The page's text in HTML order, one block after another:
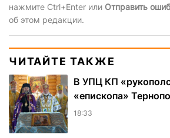
нажмите Ctrl+Enter или Отправить
об этом редакции.
ЧИТАЙТЕ ТАКЖЕ
В УПЦ КП
«епископа»
18:33